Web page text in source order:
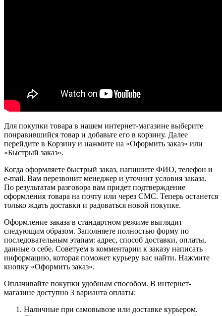
Для покупки товара в нашем интернет-магазине выберите
понравившийся товар и добавьте его в корзину. Далее
перейдите в Корзину и нажмите на «Оформить заказ» или
«Быстрый заказ».
Когда оформляете быстрый заказ, напишите ФИО, телефон и
e-mail. Вам перезвонит менеджер и уточнит условия заказа.
По результатам разговора вам придет подтверждение
оформления товара на почту или через СМС. Теперь останется
только ждать доставки и радоваться новой покупке.
Оформление заказа в стандартном режиме выглядит
следующим образом. Заполняете полностью форму по
последовательным этапам: адрес, способ доставки, оплаты,
данные о себе. Советуем в комментарии к заказу написать
информацию, которая поможет курьеру вас найти. Нажмите
кнопку «Оформить заказ».
Оплачивайте покупки удобным способом. В интернет-
магазине доступно 3 варианта оплаты:
Наличные при самовывозе или доставке курьером.